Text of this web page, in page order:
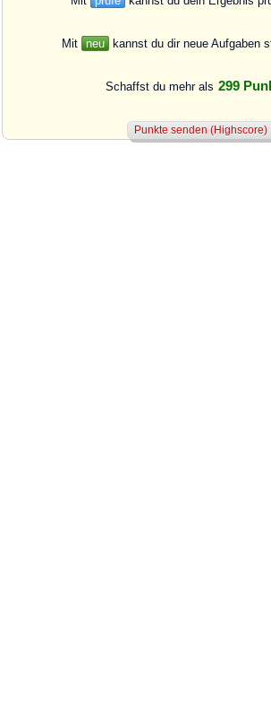
Mit neu kannst du dir neue Aufgaben
Schaffst du mehr als 299